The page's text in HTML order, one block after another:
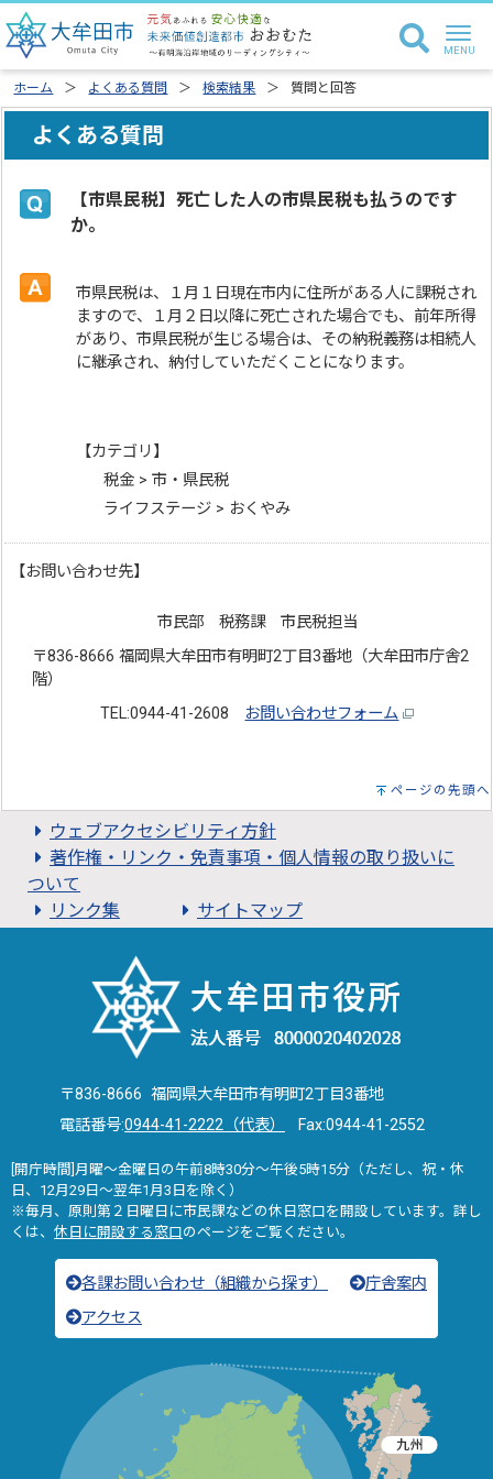
ホーム よくある質問 検索結果 質問と回答
よくある質問
【市県民税】死亡した人の市県民税も払うのです
か。
市県民税は、１月１日現在市内に住所がある人に課税され
ますので、１月２日以降に死亡された場合でも、前年所得
があり、市県民税が生じる場合は、その納税義務は相続人
に継承され、納付していただくことになります。
【カテゴリ】
税金 > 市・県民税
ライフステージ > おくやみ
【お問い合わせ先】
市民部 税務課 市民税担当
〒836-8666 福岡県大牟田市有明町2丁目3番地（大牟田市庁舎2
階）
TEL:0944-41-2608
お問い合わせフォーム
ページの先頭へ
ウェブアクセシビリティ方針
著作権・リンク・免責事項・個人情報の取り扱いに
ついて
リンク集
サイトマップ
〒836-8666 福岡県大牟田市有明町2丁目3番地
電話番号:0944-41-2222（代表） Fax:0944-41-2552
[開庁時間]月曜～金曜日の午前8時30分～午後5時15分（ただし、祝・休
日、12月29日～翌年1月3日を除く）
※毎月、原則第２日曜日に市民課などの休日窓口を開設しています。詳し
くは、 休日に開設する窓口のページをご覧ください。
各課お問い合わせ（組織から探す）
庁舎案内
アクセス